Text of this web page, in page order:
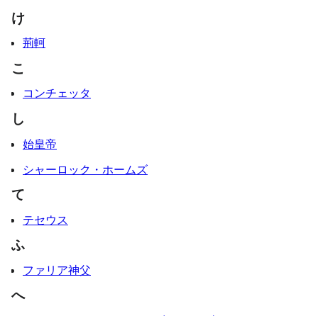
け
荊軻
こ
コンチェッタ
し
始皇帝
シャーロック・ホームズ
て
テセウス
ふ
ファリア神父
へ